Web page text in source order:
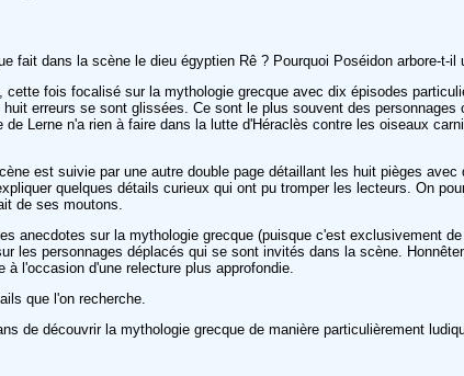
fait dans la scène le dieu égyptien Rê ? Pourquoi Poséidon arbore-t-il
, cette fois focalisé sur la mythologie grecque avec dix épisodes
erreurs se sont glissées. Ce sont le plus souvent des
Lerne n'a rien à faire dans la lutte d'Héraclès contre les oiseaux
est suivie par une autre double page détaillant les huit pièges
quelques détails curieux qui ont pu tromper les lecteurs. On
de ses moutons.
anecdotes sur la mythologie grecque (puisque c'est exclusivement
les personnages déplacés qui se sont invités dans la scène.
l'occasion d'une relecture plus approfondie.
que l'on recherche.
de découvrir la mythologie grecque de manière particulièrement